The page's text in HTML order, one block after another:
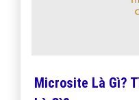
Microsite Là Gì?